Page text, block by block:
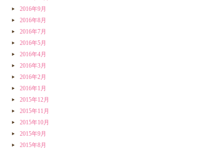
2016年9月
2016年8月
2016年7月
2016年5月
2016年4月
2016年3月
2016年2月
2016年1月
2015年12月
2015年11月
2015年10月
2015年9月
2015年8月